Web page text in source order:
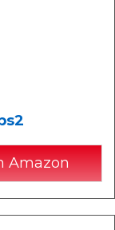
Amazon